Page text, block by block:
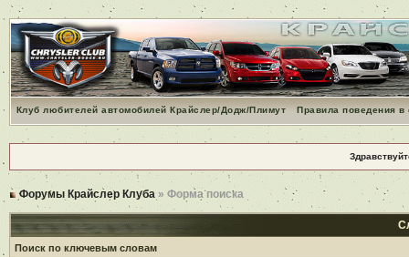
Клуб любителей автомобилей Крайслер/Додж/Плимут Правила поведения
Форумы Крайслер Клуба » Форма поиска
Поиск по ключевым словам